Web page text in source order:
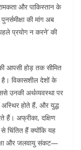
और पाकिस्तान के
की मांग अब
प्रयोग न करने’ की
आपसी होड़ तक सीमित
है। विकासशील देशों के
उनकी अर्थव्यवस्था पर
होते हैं, और युद्ध
हैं। अफ्रीका, दक्षिण
चिंतित हैं क्योंकि यह
और जलवायु संकट—